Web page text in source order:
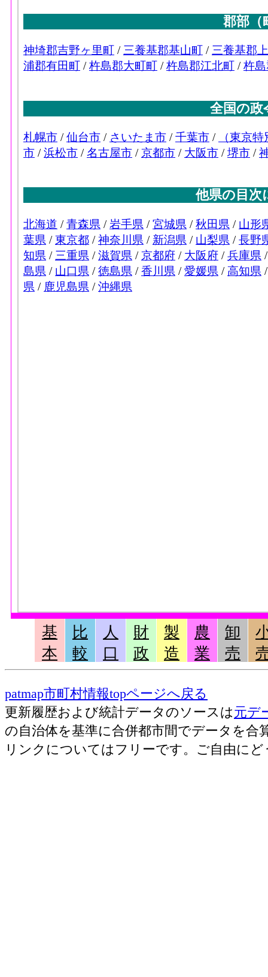
基
本
比
較
人
口
財
政
製
造
農
業
卸
売
patmap市町村情報topページへ戻る
更新履歴および統計データのソースは元デ
の自治体を基準に合併都市間でデータを合
リンクについてはフリーです。ご自由にど